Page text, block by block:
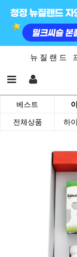
뉴 질 랜 드
베스트
전체상품 하